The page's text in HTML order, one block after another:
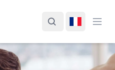
Rechercher
Changer